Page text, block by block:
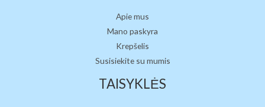
Apie mus
Mano paskyra
Krepšelis
Susisiekite su mumis
TAISYKLĖS